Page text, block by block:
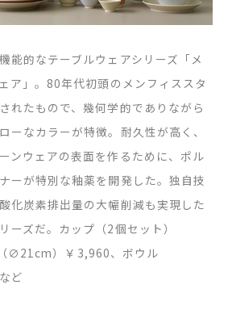
能的なテーブルウェアシリーズ「メ
ア」。80年代初頭のメンフィススタ
れたもので、幾何学的でありながら
ーなカラーが特徴。耐久性が高く、
ンウェアの表面を作るために、ポル
ーが特別な釉薬を開発した。独自技
化炭素排出量の大幅削減も実現した
ーズだ。カップ（2個セット）
∅21cm）￥3,960、ボウル
ど